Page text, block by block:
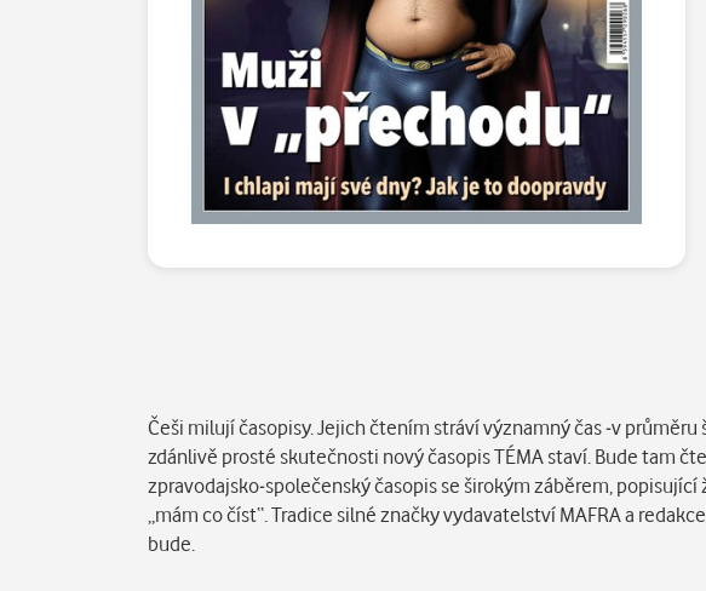
Češi milují časopisy. Jejich čtením stráví významný čas -v
zdánlivě prosté skutečnosti nový časopis TÉMA staví. Bude tam
zpravodajsko-společenský časopis se širokým záběrem,
„mám co číst“. Tradice silné značky vydavatelství MAFRA a
bude.